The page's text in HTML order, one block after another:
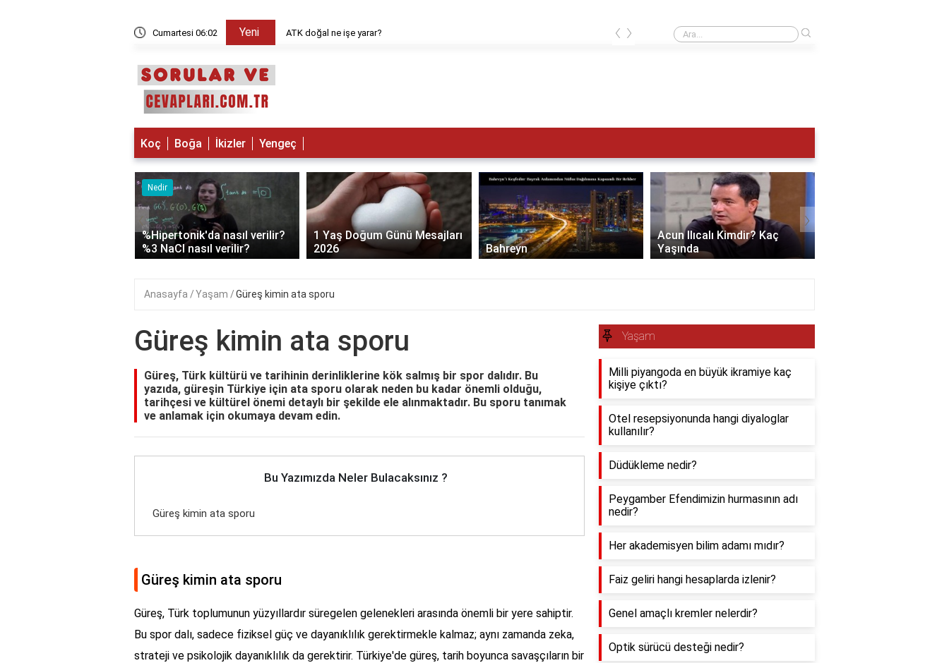
Cumartesi 06:02 Yeni ATK doğal ne işe yarar? Atın karısına ne denir bilmecenin cevabı nedir?
‹ ›
Koç Boğa İkizler Yengeç
Nedir
%Hipertonik'da nasıl verilir?
%3 NaCl nasıl verilir?
1 Yaş Doğum Günü Mesajları
2026
Bahreyn
Acun Ilıcalı Kimdir? Kaç
Yaşında
‹ ›
Anasayfa Yaşam Güreş kimin ata sporu
Güreş kimin ata sporu
Güreş, Türk kültürü ve tarihinin derinliklerine kök salmış bir spor dalıdır. Bu
yazıda, güreşin Türkiye için ata sporu olarak neden bu kadar önemli olduğu,
tarihçesi ve kültürel önemi detaylı bir şekilde ele alınmaktadır. Bu sporu tanımak
ve anlamak için okumaya devam edin.
Bu Yazımızda Neler Bulacaksınız ?
Güreş kimin ata sporu
Güreş kimin ata sporu
Güreş, Türk toplumunun yüzyıllardır süregelen gelenekleri arasında önemli bir yere sahiptir.
Bu spor dalı, sadece fiziksel güç ve dayanıklılık gerektirmekle kalmaz; aynı zamanda zeka,
strateji ve psikolojik dayanıklılık da gerektirir. Türkiye'de güreş, tarih boyunca savaşçıların bir
Yaşam
Milli piyangoda en büyük ikramiye kaç
kişiye çıktı?
Otel resepsiyonunda hangi diyaloglar
kullanılır?
Düdükleme nedir?
Peygamber Efendimizin hurmasının adı
nedir?
Her akademisyen bilim adamı mıdır?
Faiz geliri hangi hesaplarda izlenir?
Genel amaçlı kremler nelerdir?
Optik sürücü desteği nedir?